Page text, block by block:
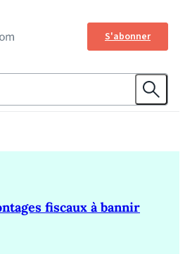
S'abonner
fiscaux à bannir